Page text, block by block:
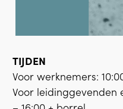
TIJDEN
Voor werknemers:
Voor leidinggevenden